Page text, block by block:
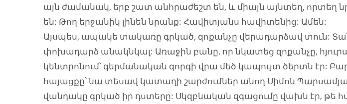
այն ժամանակ, երբ շատ անհրաժեշտ են, և միայն այնտեղ, որտեղ
են: Թող երջանիկ լինեն նրանք: Հավիտյանս հավիտենից: Ամեն:
Այսպես, ապակե տակառը գրկած, զոքանչը վերադարձավ տուն:
փոխադարձ անակնկալ: Առաջին բանը, որ նկատեց զոքանչը,
կենտրոնում՝ գերմանական գորգի վրա մեծ կապույտ ծերտն էր:
հայացքը՝ նա տեսավ կատաղի շարժումներ անող Սիմոն
վանդակը գրկած իր դստերը: Սկզբնական զգացումը վախն էր, թե